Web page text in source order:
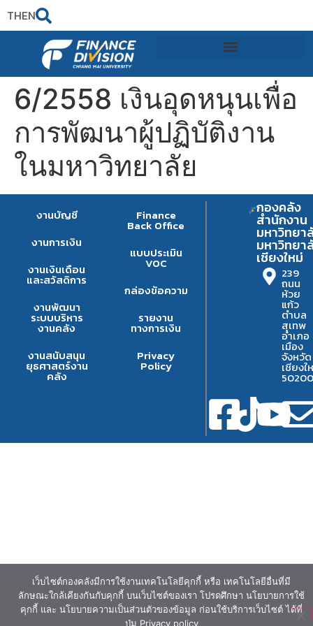
THEN
6/2558 เงินอุดหนุนเพื่อ
การพัฒนาผู้ปฏิบัติงาน
ในมหาวิทยาลัย
งานบัญชี
งานการเงิน
งานเงินเดือน
และสวัสดิการ
งานพัฒนา
ระบบบริหาร
งานคลัง
งานสนับสนุน
ยุธศาสตร์งาน
คลัง
Finance
Back Office
แบบประเมิน
VOC
กล่องข้อความ
รายงาน
ทางการเงิน
Privacy
Policy
กองคลัง
สำนักงาน
มหาวิทยา
มหาวิทยา
เชียงใหม่
239
ถนน
ห้วย
แก้ว
ตำบล
สุเทพ
อำเภอ
เมือง
จังหวัด
เชียงใ
50200
เว็บไซต์กองคลังมีการใช้งานเทคโนโลยีคุกกี้ หรือ เทคโนโลยีอื่นที่มี
ลักษณะใกล้เคียงกันกับคุกกี้ บนเว็บไซต์ของเรา โปรดศึกษา นโยบายการใช้
คุกกี้ และ นโยบายความเป็นส่วนตัวของข้อมูล ก่อนใช้บริการเว็บไซต์ ได้ที่
ปุ่ม Privacy policy